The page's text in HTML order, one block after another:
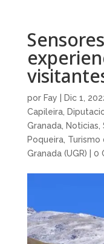
por Fay Dic 1,
Capileira,
Granada, Noticias
Poqueira, Turismo
Granada (UGR)
0